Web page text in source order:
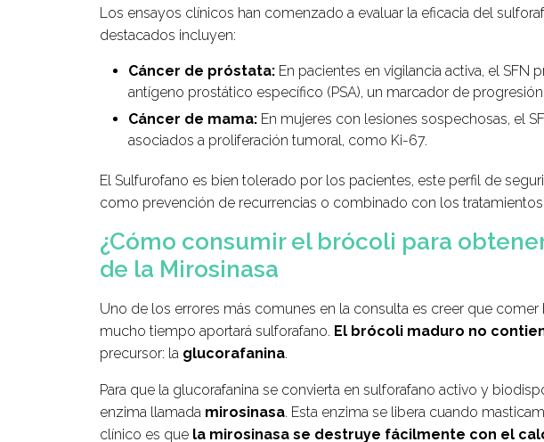
Los ensayos clínicos han comenzado a evaluar la eficacia del
destacados incluyen:
Cáncer de próstata: En pacientes en vigilancia activa, el
antígeno prostático específico (PSA), un marcador de
Cáncer de mama: En mujeres con lesiones sospechosas, el
asociados a proliferación tumoral, como Ki-67.
El Sulfurofano es bien tolerado por los pacientes, este perfil de
como prevención de recurrencias o combinado con los
¿Cómo consumir el brócoli para
de la Mirosinasa
Uno de los errores más comunes en la consulta es creer que
mucho tiempo aportará sulforafano. El brócoli maduro no
precursor: la glucorafanina.
Para que la glucorafanina se convierta en sulforafano activo y
enzima llamada mirosinasa. Esta enzima se libera cuando
clínico es que la mirosinasa se destruye fácilmente con el